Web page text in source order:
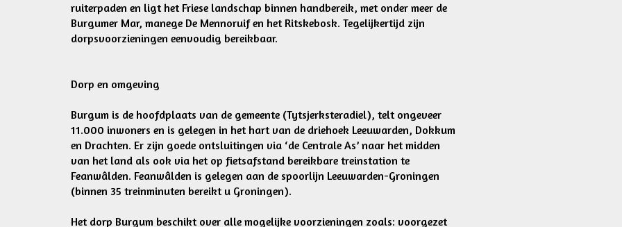
ruiterpaden en ligt het Friese landschap binnen handbereik, met onder meer de
Burgumer Mar, manege De Mennoruif en het Ritskebosk. Tegelijkertijd zijn
dorpsvoorzieningen eenvoudig bereikbaar.
Dorp en omgeving
Burgum is de hoofdplaats van de gemeente (Tytsjerksteradiel), telt ongeveer
11.000 inwoners en is gelegen in het hart van de driehoek Leeuwarden, Dokkum
en Drachten. Er zijn goede ontsluitingen via ‘de Centrale As’ naar het midden
van het land als ook via het op fietsafstand bereikbare treinstation te
Feanwâlden. Feanwâlden is gelegen aan de spoorlijn Leeuwarden-Groningen
(binnen 35 treinminuten bereikt u Groningen).
Het dorp Burgum beschikt over alle mogelijke voorzieningen zoals: voorgezet